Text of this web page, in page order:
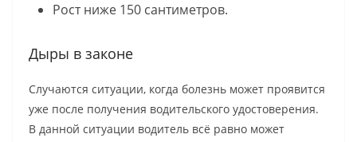
Рост ниже 150 сантиметров.
Дыры в законе
Случаются ситуации, когда болезнь может проявится
уже после получения водительского удостоверения.
В данной ситуации водитель всё равно может